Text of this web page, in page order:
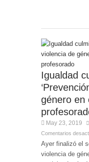
Igualdad
género en
May 23, 2019
Comentarios
Ayer finalizó el
violencia de